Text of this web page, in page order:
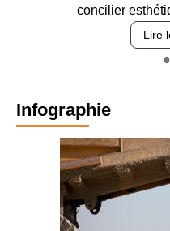
concilier
Lire
Infographie